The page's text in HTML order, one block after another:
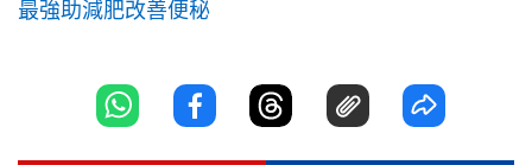
最強助減肥改善便秘